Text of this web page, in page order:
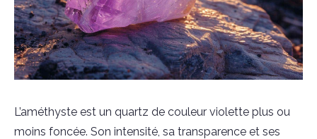
L’améthyste est un quartz de couleur violette plus ou
moins foncée. Son intensité, sa transparence et ses